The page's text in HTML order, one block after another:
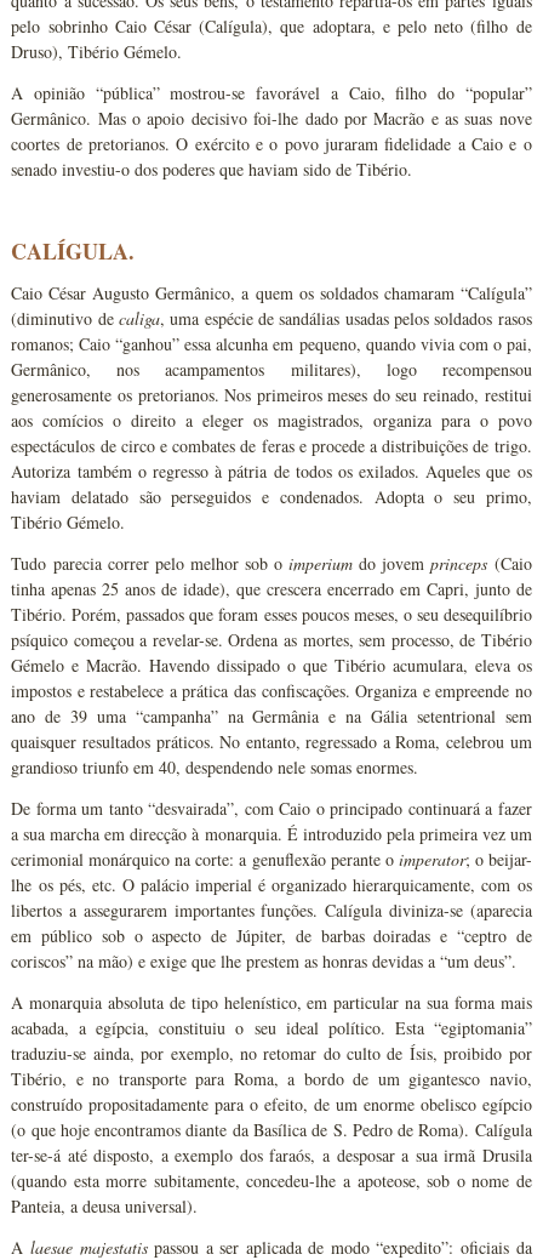
pelo sobrinho Caio César (Calígula), que adoptara, e pelo neto (filho de
Druso), Tibério Gémelo.
A opinião “pública” mostrou-se favorável a Caio, filho do “popular”
Germânico. Mas o apoio decisivo foi-lhe dado por Macrão e as suas nove
coortes de pretorianos. O exército e o povo juraram fidelidade a Caio e o
senado investiu-o dos poderes que haviam sido de Tibério.
CALÍGULA.
Caio César Augusto Germânico, a quem os soldados chamaram “Calígula”
(diminutivo decaliga, uma espécie de sandálias usadas pelos soldados rasos
romanos; Caio “ganhou” essa alcunha em pequeno, quando vivia com o pai,
Germânico, nos acampamentos militares), logo recompensou
generosamente os pretorianos. Nos primeiros meses do seu reinado, restitui
aos comícios o direito a eleger os magistrados, organiza para o povo
espectáculos de circo e combates de feras e procede a distribuições de trigo.
Autoriza também o regresso à pátria de todos os exilados. Aqueles que os
haviam delatado são perseguidos e condenados. Adopta o seu primo,
Tibério Gémelo.
Tudo parecia correr pelo melhor sob oimperium do jovemprinceps (Caio
tinha apenas 25 anos de idade), que crescera encerrado em Capri, junto de
Tibério. Porém, passados que foram esses poucos meses, o seu desequilíbrio
psíquico começou a revelar-se. Ordena as mortes, sem processo, de Tibério
Gémelo e Macrão. Havendo dissipado o que Tibério acumulara, eleva os
impostos e restabelece a prática das confiscações. Organiza e empreende no
ano de 39 uma “campanha” na Germânia e na Gália setentrional sem
quaisquer resultados práticos. No entanto, regressado a Roma, celebrou um
grandioso triunfo em 40, despendendo nele somas enormes.
De forma um tanto “desvairada”, com Caio o principado continuará a fazer
a sua marcha em direcção à monarquia. É introduzido pela primeira vez um
cerimonial monárquico na corte: a genuflexão perante o imperator; o beijar-
lhe os pés, etc. O palácio imperial é organizado hierarquicamente, com os
libertos a assegurarem importantes funções. Calígula diviniza-se (aparecia
em público sob o aspecto de Júpiter, de barbas doiradas e “ceptro de
coriscos” na mão) e exige que lhe prestem as honras devidas a “um deus”.
A monarquia absoluta de tipo helenístico, em particular na sua forma mais
acabada, a egípcia, constituiu o seu ideal político. Esta “egiptomania”
traduziu-se ainda, por exemplo, no retomar do culto de Ísis, proibido por
Tibério, e no transporte para Roma, a bordo de um gigantesco navio,
construído propositadamente para o efeito, de um enorme obelisco egípcio
(o que hoje encontramos diante da Basílica de S. Pedro de Roma). Calígula
ter-se-á até disposto, a exemplo dos faraós, a desposar a sua irmã Drusila
(quando esta morre subitamente, concedeu-lhe a apoteose, sob o nome de
Panteia, a deusa universal).
Alaesae majestatispassou a ser aplicada de modo “expedito”: oficiais da